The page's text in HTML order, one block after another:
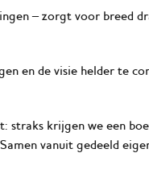
– zorgt voor breed
en de visie helder te
straks krijgen we een
vanuit gedeeld